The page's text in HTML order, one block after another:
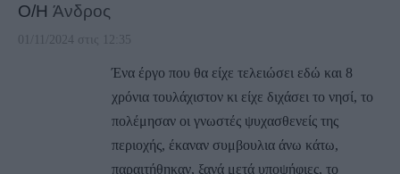
Ο/Η Άνδρος
01/11/2024 στις 12:35
Ένα έργο που θα είχε τελειώσει εδώ και 8
χρόνια τουλάχιστον κι είχε διχάσει το νησί, το
πολέμησαν οι γνωστές ψυχασθενείς της
περιοχής, έκαναν συμβουλια άνω κάτω,
παραιτήθηκαν, ξανά μετά υποψήφιες, το